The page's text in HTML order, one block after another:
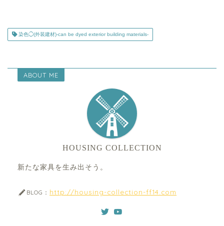
染色◯(外装建材)-can be dyed exterior building materials-
ABOUT ME
HOUSING COLLECTION
新たな家具を生み出そう。
BLOG： http://housing-collection-ff14.com